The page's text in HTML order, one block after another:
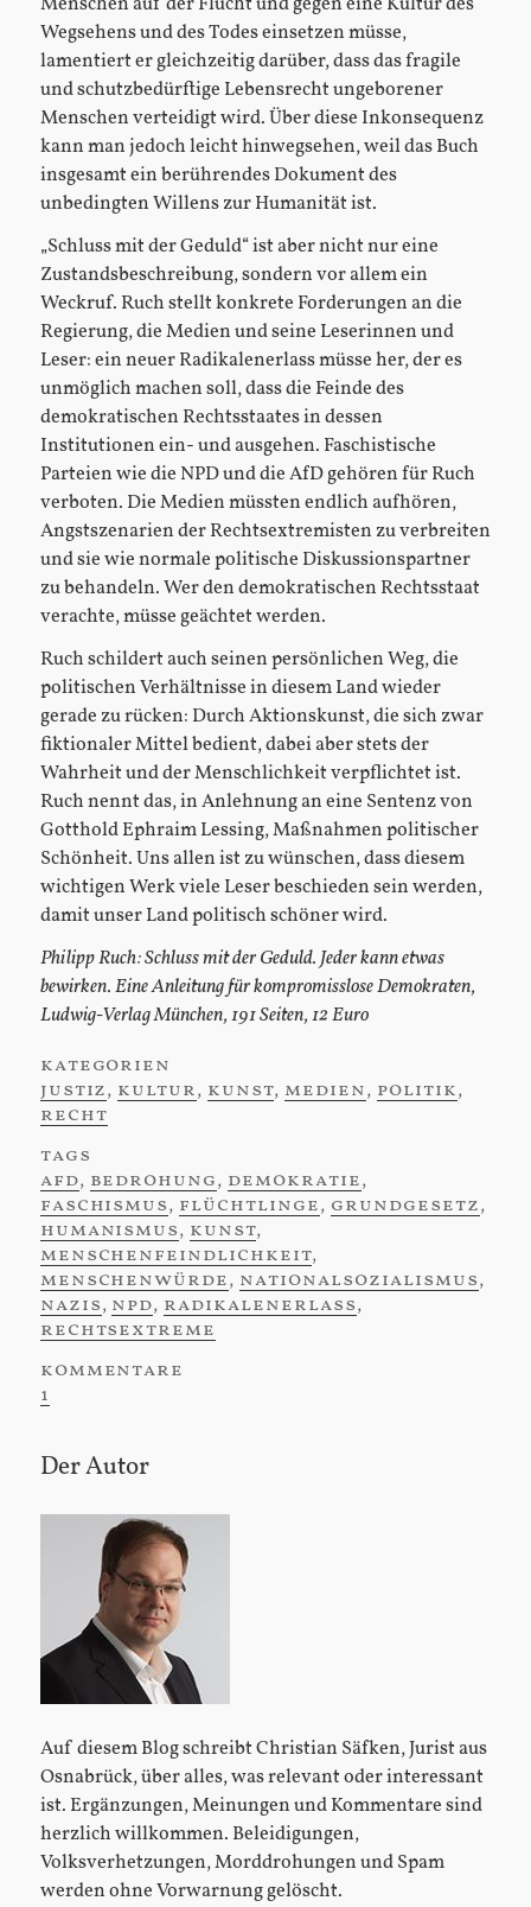
Wegsehens und des Todes einsetzen müsse,
lamentiert er gleichzeitig darüber, dass das fragile
und schutzbedürftige Lebensrecht ungeborener
Menschen verteidigt wird. Über diese Inkonsequenz
kann man jedoch leicht hinwegsehen, weil das Buch
insgesamt ein berührendes Dokument des
unbedingten Willens zur Humanität ist.
„Schluss mit der Geduld“ ist aber nicht nur eine
Zustandsbeschreibung, sondern vor allem ein
Weckruf. Ruch stellt konkrete Forderungen an die
Regierung, die Medien und seine Leserinnen und
Leser: ein neuer Radikalenerlass müsse her, der es
unmöglich machen soll, dass die Feinde des
demokratischen Rechtsstaates in dessen
Institutionen ein- und ausgehen. Faschistische
Parteien wie die NPD und die AfD gehören für Ruch
verboten. Die Medien müssten endlich aufhören,
Angstszenarien der Rechtsextremisten zu verbreiten
und sie wie normale politische Diskussionspartner
zu behandeln. Wer den demokratischen Rechtsstaat
verachte, müsse geächtet werden.
Ruch schildert auch seinen persönlichen Weg, die
politischen Verhältnisse in diesem Land wieder
gerade zu rücken: Durch Aktionskunst, die sich zwar
fiktionaler Mittel bedient, dabei aber stets der
Wahrheit und der Menschlichkeit verpflichtet ist.
Ruch nennt das, in Anlehnung an eine Sentenz von
Gotthold Ephraim Lessing, Maßnahmen politischer
Schönheit. Uns allen ist zu wünschen, dass diesem
wichtigen Werk viele Leser beschieden sein werden,
damit unser Land politisch schöner wird.
Philipp Ruch: Schluss mit der Geduld. Jeder kann etwas
bewirken. Eine Anleitung für kompromisslose Demokraten,
Ludwig-Verlag München, 191 Seiten, 12 Euro
kategorien
justiz, kultur, kunst, medien, politik,
recht
tags
afd, bedrohung, demokratie,
faschismus, flüchtlinge, grundgesetz,
humanismus, kunst,
menschenfeindlichkeit,
menschenwürde, nationalsozialismus,
nazis, npd, radikalenerlass,
rechtsextreme
kommentare
1
Sidebar
Der Autor
Auf diesem Blog schreibt Christian Säfken, Jurist aus
Osnabrück, über alles, was relevant oder interessant
ist. Ergänzungen, Meinungen und Kommentare sind
herzlich willkommen. Beleidigungen,
Volksverhetzungen, Morddrohungen und Spam
werden ohne Vorwarnung gelöscht.